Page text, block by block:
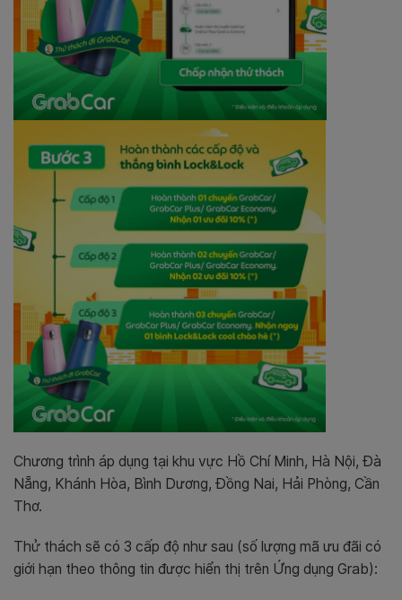
Chương trình áp dụng tại khu vực Hồ Chí Minh, Hà Nội, Đà
Nẵng, Khánh Hòa, Bình Dương, Đồng Nai, Hải Phòng, Cần
Thơ.
Thử thách sẽ có 3 cấp độ như sau (số lượng mã ưu đãi có
giới hạn theo thông tin được hiển thị trên Ứng dụng Grab):